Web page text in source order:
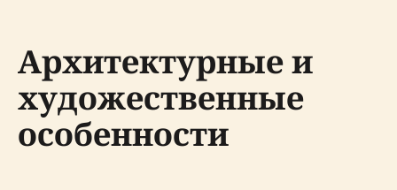
Архитектурные и
художественные
особенности